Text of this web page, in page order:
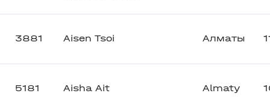
3881 Aisen Tsoi Алматы
5181 Aisha Ait Almaty